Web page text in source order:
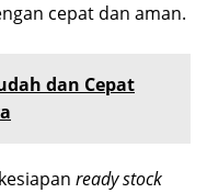
cepat dan aman.
dan Cepat
ready stock